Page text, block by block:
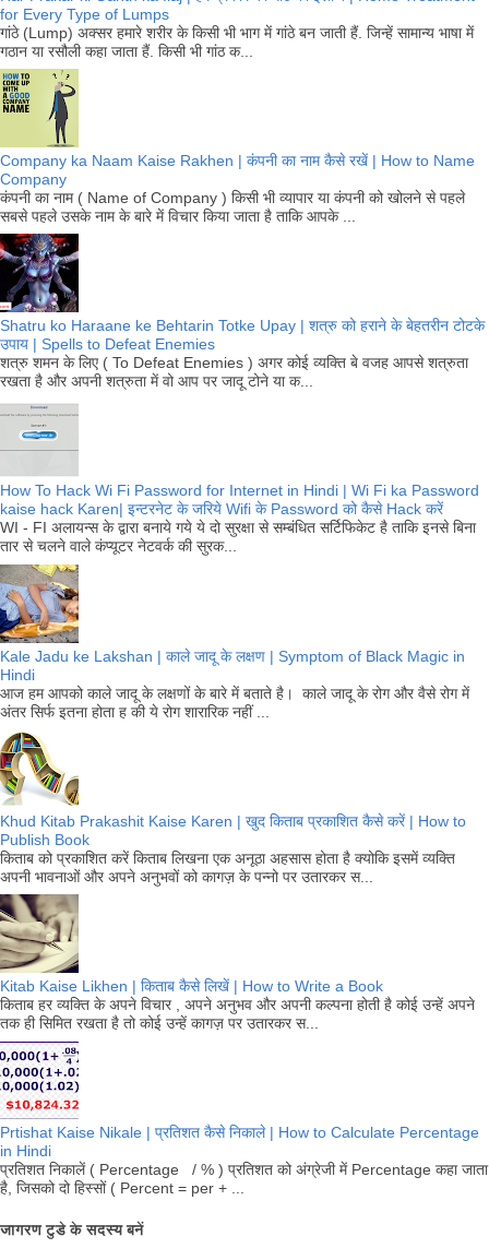
for Every Type of Lumps
गांठे (Lump) अक्सर हमारे शरीर के किसी भी भाग में गांठे बन जाती हैं. जिन्हें सामान्य भाषा में
गठान या रसौली कहा जाता हैं. किसी भी गांठ क...
Company ka Naam Kaise Rakhen | कंपनी का नाम कैसे रखें | How to Name
Company
कंपनी का नाम ( Name of Company ) किसी भी व्यापार या कंपनी को खोलने से पहले
सबसे पहले उसके नाम के बारे में विचार किया जाता है ताकि आपके ...
Shatru ko Haraane ke Behtarin Totke Upay | शत्रु को हराने के बेहतरीन टोटके
उपाय | Spells to Defeat Enemies
शत्रु शमन के लिए ( To Defeat Enemies ) अगर कोई व्यक्ति बे वजह आपसे शत्रुता
रखता है और अपनी शत्रुता में वो आप पर जादू टोने या क...
How To Hack Wi Fi Password for Internet in Hindi | Wi Fi ka Password
kaise hack Karen| इन्टरनेट के जरिये Wifi के Password को कैसे Hack करें
WI - FI अलायन्स के द्वारा बनाये गये ये दो सुरक्षा से सम्बंधित सर्टिफिकेट है ताकि इनसे बिना
तार से चलने वाले कंप्यूटर नेटवर्क की सुरक...
Kale Jadu ke Lakshan | काले जादू के लक्षण | Symptom of Black Magic in
Hindi
आज हम आपको काले जादू के लक्षणों के बारे में बताते है। काले जादू के रोग और वैसे रोग में
अंतर सिर्फ इतना होता ह की ये रोग शारारिक नहीं ...
Khud Kitab Prakashit Kaise Karen | खुद किताब प्रकाशित कैसे करें | How to
Publish Book
किताब को प्रकाशित करें किताब लिखना एक अनूठा अहसास होता है क्योकि इसमें व्यक्ति
अपनी भावनाओं और अपने अनुभवों को कागज़ के पन्नो पर उतारकर स...
Kitab Kaise Likhen | किताब कैसे लिखें | How to Write a Book
किताब हर व्यक्ति के अपने विचार , अपने अनुभव और अपनी कल्पना होती है कोई उन्हें अपने
तक ही सिमित रखता है तो कोई उन्हें कागज़ पर उतारकर स...
Prtishat Kaise Nikale | प्रतिशत कैसे निकाले | How to Calculate Percentage
in Hindi
प्रतिशत निकालें ( Percentage / % ) प्रतिशत को अंग्रेजी में Percentage कहा जाता
है, जिसको दो हिस्सों ( Percent = per + ...
जागरण टुडे के सदस्य बनें